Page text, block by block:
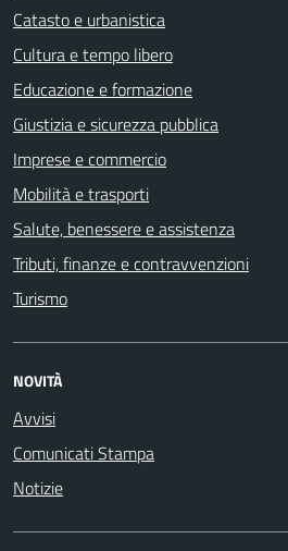
Catasto e urbanistica
Cultura e tempo libero
Educazione e formazione
Giustizia e sicurezza pubblica
Imprese e commercio
Mobilità e trasporti
Salute, benessere e assistenza
Tributi, finanze e contravvenzioni
Turismo
NOVITÀ
Avvisi
Comunicati Stampa
Notizie